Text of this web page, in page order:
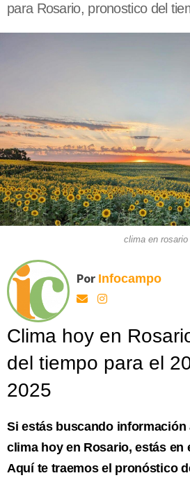
para Rosario, pronostico del
clima en rosario
Por Infocampo
Clima hoy en
del tiempo para el
2025
Si estás buscando información
clima hoy en Rosario, estás en
Aquí te traemos el pronóstico